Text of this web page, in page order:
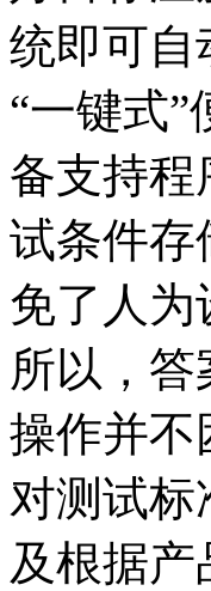
统即可自
“一键式
备支持程
试条件存
免了人为
所以，
操作并不
对测试
及根据